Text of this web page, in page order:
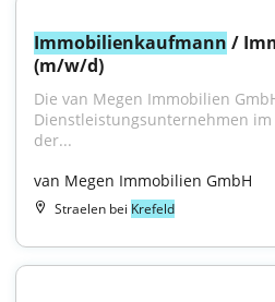
Immobilienkaufmann /
(m/w/d)
Die van Megen Immobilien
Dienstleistungsunternehmen
der...
van Megen Immobilien GmbH
Straelen bei Krefeld